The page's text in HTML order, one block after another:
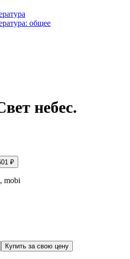
общее
небес.
₽
mobi
Купить за свою цену